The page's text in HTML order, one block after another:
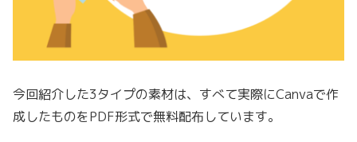
今回紹介した3タイプの素材は、すべて実際にCanvaで作
成したものをPDF形式で無料配布しています。